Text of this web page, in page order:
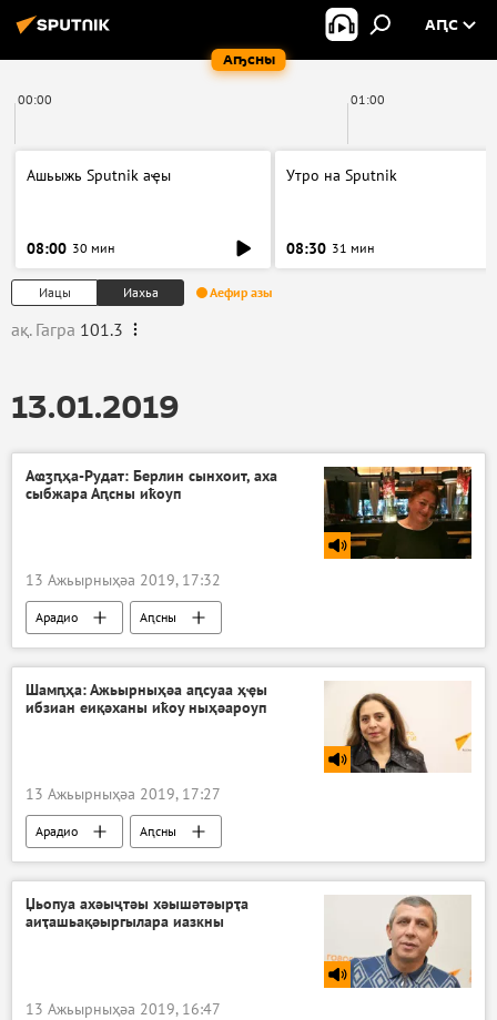
Аҧсны
АԤС
00:00 01:00
Ашьыжь Sputnik аҿы
08:00 30 мин
Утро на Sputnik
08:30 31 мин
Иацы Иахьа Аефир азы
ақ. Гагра 101.3
13.01.2019
Аҩӡԥҳа-Рудат: Берлин сынхоит, аха
сыбжара Аԥсны иҟоуп
13 Ажьырныҳәа 2019, 17:32
Арадио Аԥсны
Шамԥҳа: Ажьырныҳәа аԥсуаа ҳҿы
ибзиан еиқәханы иҟоу ныҳәароуп
13 Ажьырныҳәа 2019, 17:27
Арадио Аԥсны
Џьопуа ахәыҷтәы хәышәтәырҭа
аиҭашьақәыргылара иазкны
13 Ажьырныҳәа 2019, 16:47